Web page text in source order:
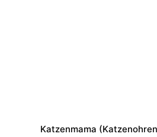
Katzenmama